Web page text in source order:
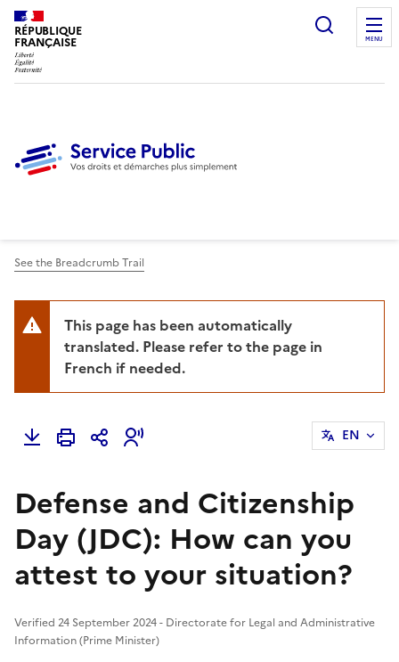
RÉPUBLIQUE
FRANÇAISE
Ouvrir
MENU
See the Breadcrumb Trail
This page has been automatically
translated. Please refer to the page in
French if needed.
EN
Defense and Citizenship
Day (JDC): How can you
attest to your situation?
Verified 24 September 2024 - Directorate for Legal and Administrative
Information (Prime Minister)